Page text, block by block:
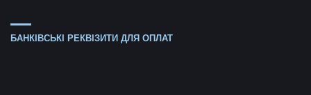
БАНКІВСЬКІ РЕКВІЗИТИ ДЛЯ ОПЛАТ